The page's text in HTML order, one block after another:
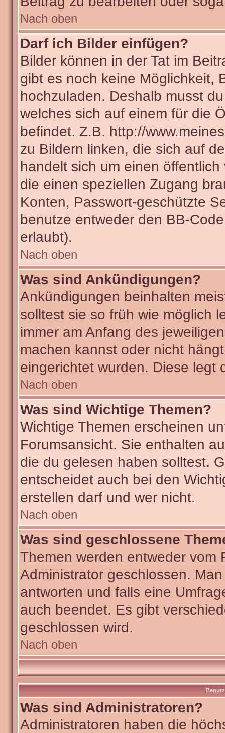
Nach oben
Darf ich Bilder einfügen?
Bilder können in der Tat im
gibt es noch keine Möglichkeit,
hochzuladen. Deshalb musst
welches sich auf einem für die
befindet. Z.B. http://
zu Bildern linken, die sich auf
handelt sich um einen
die einen speziellen Zugang
Konten, Passwort-geschützte
benutze entweder den BB-
erlaubt).
Nach oben
Was sind Ankündigungen?
Ankündigungen beinhalten
solltest sie so früh wie möglich
immer am Anfang des
machen kannst oder nicht
eingerichtet wurden. Diese legt
Nach oben
Was sind Wichtige Themen?
Wichtige Themen erscheinen
Forumsansicht. Sie enthalten
die du gelesen haben solltest.
entscheidet auch bei den
erstellen darf und wer nicht.
Nach oben
Was sind geschlossene
Themen werden entweder vom
Administrator geschlossen.
antworten und falls eine
auch beendet. Es gibt
geschlossen wird.
Nach oben
Was sind Administratoren?
Administratoren haben die